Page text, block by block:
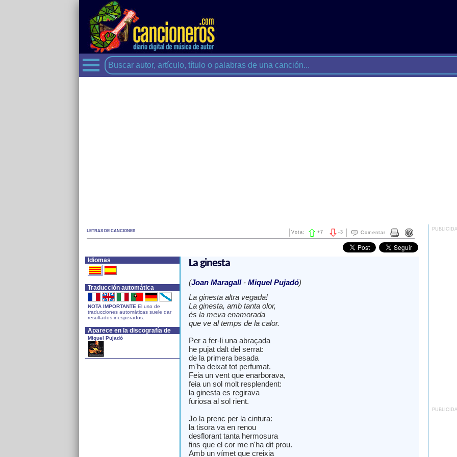
LETRAS DE CANCIONES Comentar
-3
Vota: +7
Idiomas
Traducción automática
NOTA IMPORTANTE El uso de
traducciones automáticas suele dar
resultados inesperados.
Aparece en la discografía de
Miquel Pujadó
La ginesta
(Joan Maragall- Miquel Pujadó)
La ginesta altra vegada!
La ginesta, amb tanta olor,
és la meva enamorada
que ve al temps de la calor.
Per a fer-li una abraçada
he pujat dalt del serrat:
de la primera besada
m'ha deixat tot perfumat.
Feia un vent que enarborava,
feia un sol molt resplendent:
la ginesta es regirava
furiosa al sol rient.
Jo la prenc per la cintura:
la tisora va en renou
desflorant tanta hermosura
fins que el cor me n'ha dit prou.
Amb un vímet que creixia